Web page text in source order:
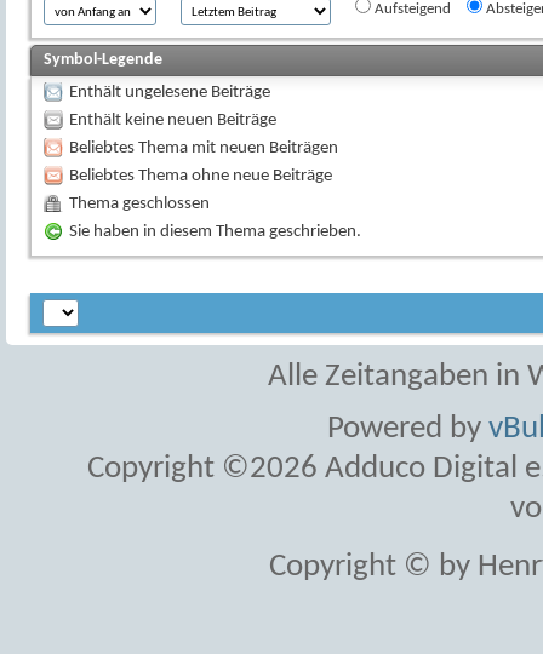
Aufsteigend
Symbol-Legende
Enthält ungelesene Beiträge
Enthält keine neuen Beiträge
Beliebtes Thema mit neuen Beiträgen
Beliebtes Thema ohne neue Beiträge
Thema geschlossen
Sie haben in diesem Thema geschrieben.
Alle Zeitangaben in
Powered by
Copyright ©2026 Adduco Digital
Copyright © by